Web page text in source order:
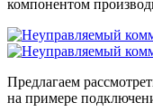
компонентом
Предлагаем
на примере